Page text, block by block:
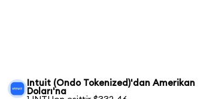
Intuit (Ondo Tokenized)'dan Amerikan
Doları'na